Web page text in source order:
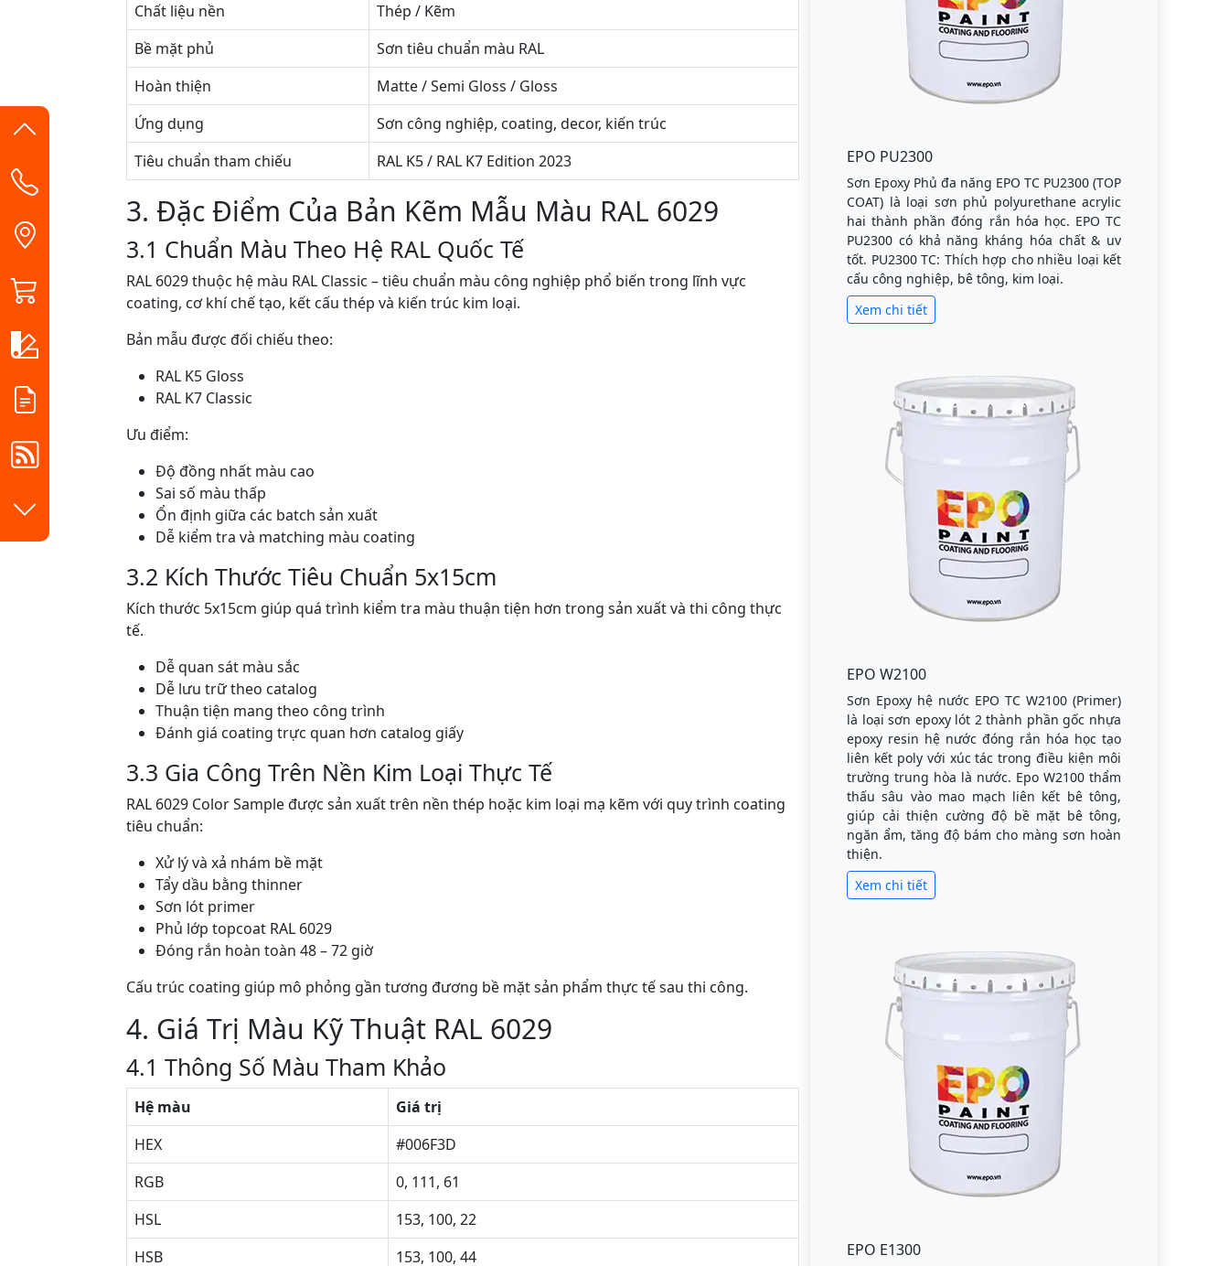
Chất liệu nền
Thép / Kẽm
Bề mặt phủ
Sơn tiêu chuẩn màu RAL
Hoàn thiện
Matte / Semi Gloss / Gloss
Ứng dụng
Sơn công nghiệp, coating, decor, kiến trúc
Tiêu chuẩn tham chiếu
RAL K5 / RAL K7 Edition 2023
3. Đặc Điểm Của Bản Kẽm Mẫu Màu RAL 6029
3.1 Chuẩn Màu Theo Hệ RAL Quốc Tế
RAL 6029 thuộc hệ màu RAL Classic – tiêu chuẩn màu công nghiệp phổ biến trong lĩnh vực
coating, cơ khí chế tạo, kết cấu thép và kiến trúc kim loại.
Bản mẫu được đối chiếu theo:
RAL K5 Gloss
RAL K7 Classic
Ưu điểm:
Độ đồng nhất màu cao
Sai số màu thấp
Ổn định giữa các batch sản xuất
Dễ kiểm tra và matching màu coating
3.2 Kích Thước Tiêu Chuẩn 5x15cm
Kích thước 5x15cm giúp quá trình kiểm tra màu thuận tiện hơn trong sản xuất và thi công thực
tế.
Dễ quan sát màu sắc
Dễ lưu trữ theo catalog
Thuận tiện mang theo công trình
Đánh giá coating trực quan hơn catalog giấy
3.3 Gia Công Trên Nền Kim Loại Thực Tế
RAL 6029 Color Sample được sản xuất trên nền thép hoặc kim loại mạ kẽm với quy trình coating
tiêu chuẩn:
Xử lý và xả nhám bề mặt
Tẩy dầu bằng thinner
Sơn lót primer
Phủ lớp topcoat RAL 6029
Đóng rắn hoàn toàn 48 – 72 giờ
Cấu trúc coating giúp mô phỏng gần tương đương bề mặt sản phẩm thực tế sau thi công.
4. Giá Trị Màu Kỹ Thuật RAL 6029
4.1 Thông Số Màu Tham Khảo
Hệ màu
Giá trị
HEX
#006F3D
RGB
0, 111, 61
HSL
153, 100, 22
HSB
153, 100, 44
EPO PU2300
Sơn Epoxy Phủ đa năng EPO TC PU2300 (TOP
COAT) là loại sơn phủ polyurethane acrylic
hai thành phần đóng rắn hóa học. EPO TC
PU2300 có khả năng kháng hóa chất & uv
tốt. PU2300 TC: Thích hợp cho nhiều loại kết
cấu công nghiệp, bê tông, kim loại.
Xem chi tiết
EPO W2100
Sơn Epoxy hệ nước EPO TC W2100 (Primer)
là loại sơn epoxy lót 2 thành phần gốc nhựa
epoxy resin hệ nước đóng rắn hóa học tạo
liên kết poly với xúc tác trong điều kiện môi
trường trung hòa là nước. Epo W2100 thẩm
thấu sâu vào mao mạch liên kết bê tông,
giúp cải thiện cường độ bề mặt bê tông,
ngăn ẩm, tăng độ bám cho màng sơn hoàn
thiện.
Xem chi tiết
EPO E1300